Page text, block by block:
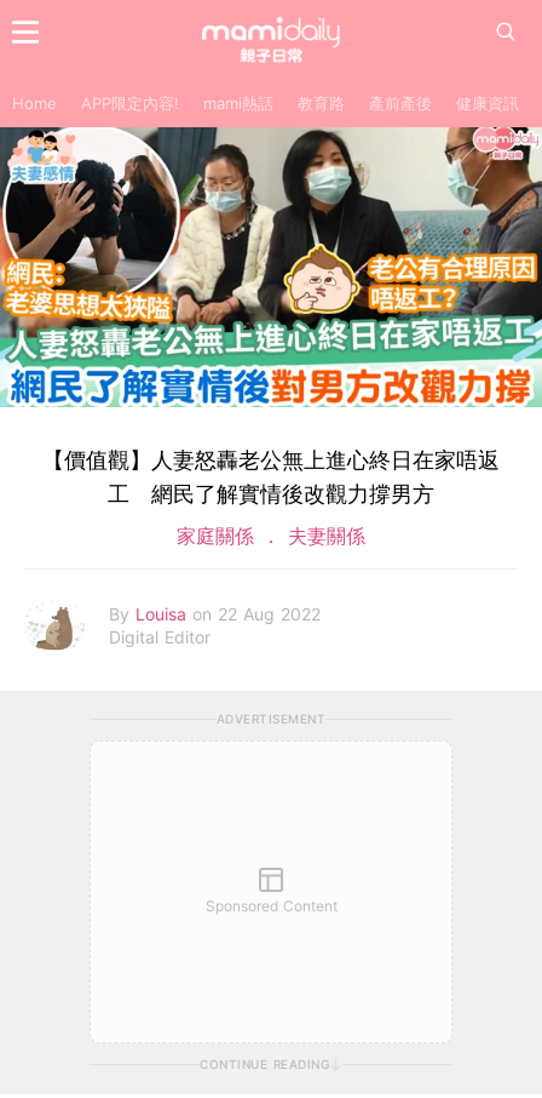
Home APP限定內容! mami熱話 教育路 產前產後 健康資訊
【價值觀】人妻怒轟老公無上進心終日在家唔返
工 網民了解實情後改觀力撐男方
家庭關係 夫妻關係
By Louisa on 22 Aug 2022
Digital Editor
ADVERTISEMENT
Sponsored Content
CONTINUE READING